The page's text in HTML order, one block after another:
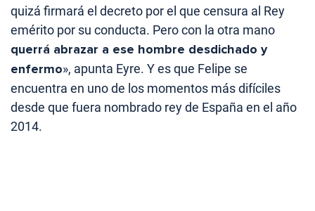
quizá firmará el decreto por el que censura al Rey
emérito por su conducta. Pero con la otra mano
querrá abrazar a ese hombre desdichado y
enfermo», apunta Eyre. Y es que Felipe se
encuentra en uno de los momentos más difíciles
desde que fuera nombrado rey de España en el año
2014.